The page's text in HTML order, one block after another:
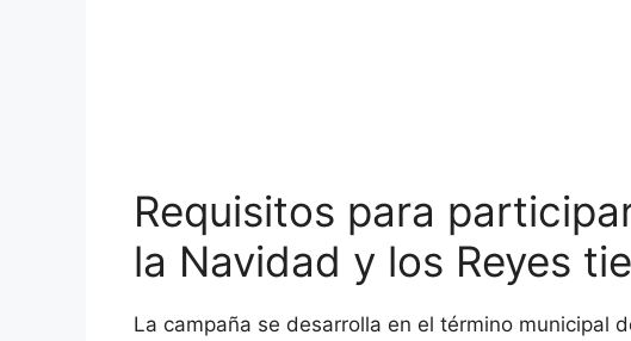
Requisitos para
la Navidad y los Reyes
La campaña se desarrolla en el término municipal